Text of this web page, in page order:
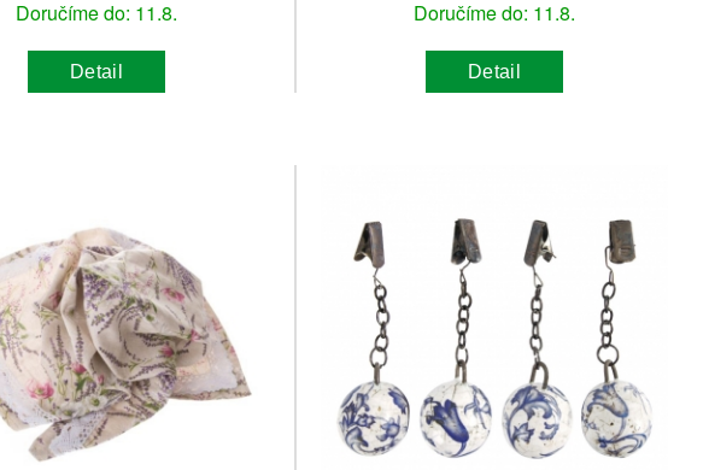
Doručíme do: 11.8.
Detail
Doručíme do: 11.8.
Detail